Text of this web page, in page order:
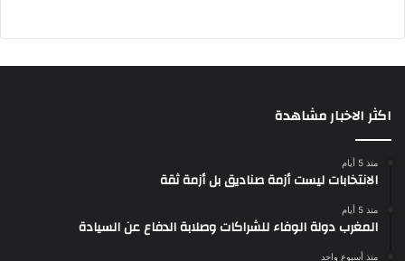
اكثر الاخبار مشاهدة
منذ 5 أيام
الانتخابات ليست أزمة صناديق بل أزمة ثقة
منذ 5 أيام
المغرب دولة الوفاء للشراكات وصلابة الدفاع عن السيادة
منذ أسبوع واحد